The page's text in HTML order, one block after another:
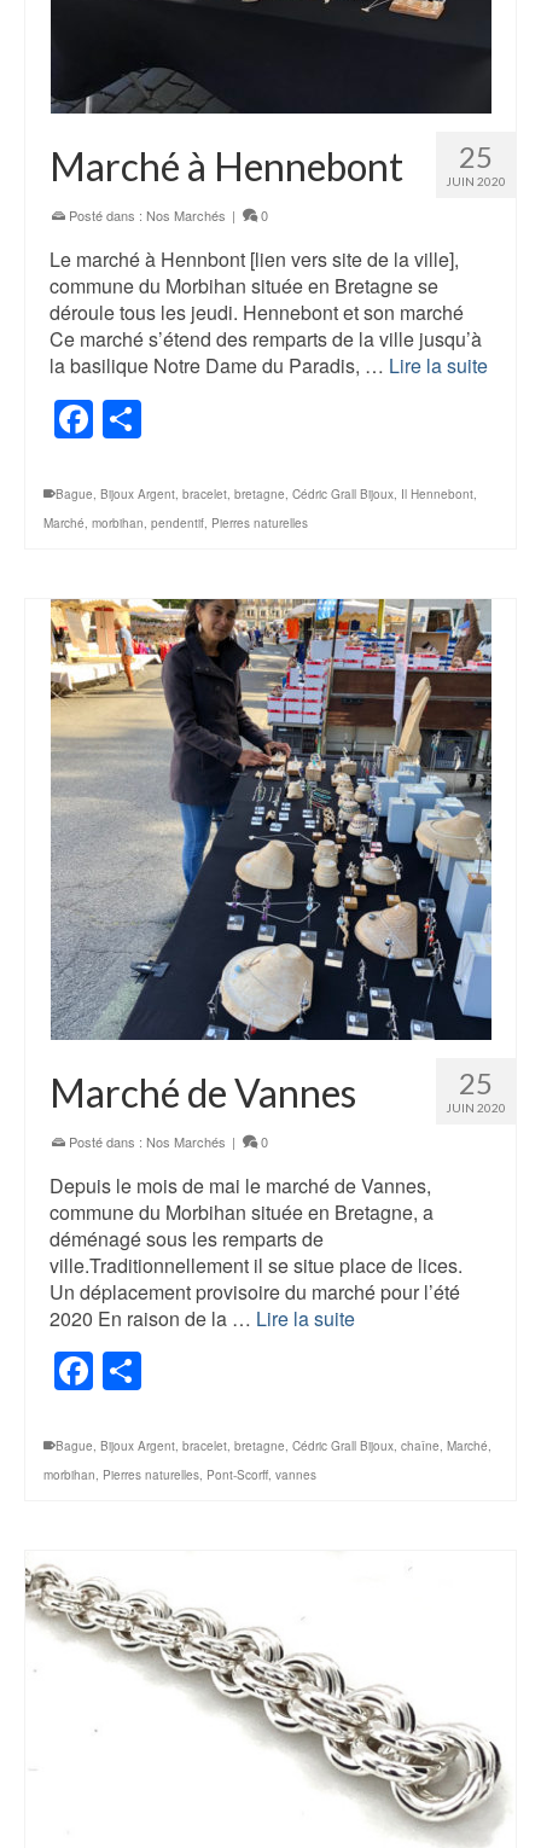
25
JUIN 2020
Marché à Hennebont
Posté dans : Nos Marchés | 0
Le marché à Hennbont [lien vers site de la ville],
commune du Morbihan située en Bretagne se
déroule tous les jeudi. Hennebont et son marché
Ce marché s’étend des remparts de la ville jusqu’à
la basilique Notre Dame du Paradis, … Lire la suite
Facebook
Bague Bijoux Argent bracelet bretagne Cédric Grall Bijoux Il Hennebont
Marché morbihan pendentif Pierres naturelles
25
JUIN 2020
Marché de Vannes
Posté dans : Nos Marchés | 0
Depuis le mois de mai le marché de Vannes,
commune du Morbihan située en Bretagne, a
déménagé sous les remparts de
ville.Traditionnellement il se situe place de lices.
Un déplacement provisoire du marché pour l’été
2020 En raison de la … Lire la suite
Facebook
Bague, Bijoux Argent, bracelet, bretagne, Cédric Grall Bijoux, chaîne, Marché,
morbihan, Pierres naturelles, Pont-Scorff, vannes